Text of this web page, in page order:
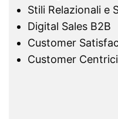
Stili Relazionali e
Digital Sales B2B
Customer
Customer